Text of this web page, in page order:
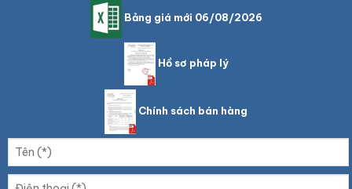
Bảng giá mới 06/08/2026
Hồ sơ pháp lý
Chính sách bán hàng